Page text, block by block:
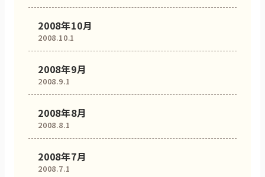
2008.10.1
2008年10月
2008.9.1
2008年9月
2008.8.1
2008年8月
2008.7.1
2008年7月